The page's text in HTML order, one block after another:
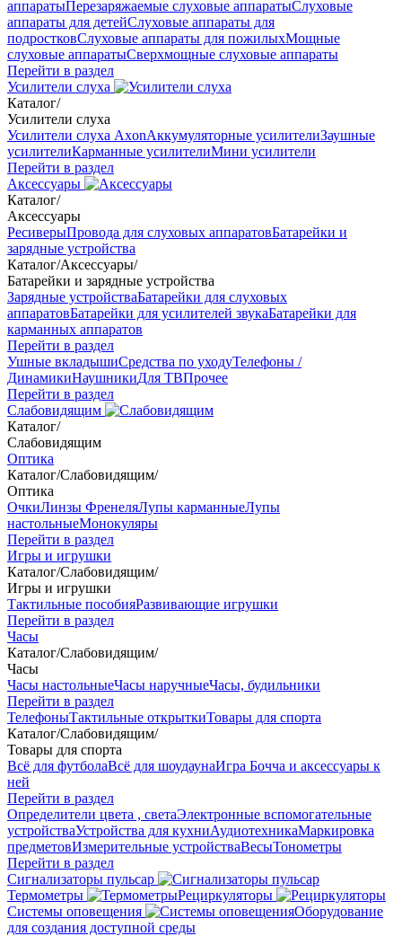
аппаратыПерезаряжаемые слуховые аппаратыСлуховые
аппараты для детейСлуховые аппараты для
подростковСлуховые аппараты для пожилыхМощные
слуховые аппаратыСверхмощные слуховые аппараты
Перейти в раздел
Усилители слуха
Каталог/
Усилители слуха
Усилители слуха AxonАккумуляторные усилителиЗаушные
усилителиКарманные усилителиМини усилители
Перейти в раздел
Аксессуары
Каталог/
Аксессуары
РесиверыПровода для слуховых аппаратовБатарейки и
зарядные устройства
Каталог/Аксессуары/
Батарейки и зарядные устройства
Зарядные устройстваБатарейки для слуховых
аппаратовБатарейки для усилителей звукаБатарейки для
карманных аппаратов
Перейти в раздел
Ушные вкладышиСредства по уходуТелефоны /
ДинамикиНаушникиДля ТВПрочее
Перейти в раздел
Слабовидящим
Каталог/
Слабовидящим
Оптика
Каталог/Слабовидящим/
Оптика
ОчкиЛинзы ФренеляЛупы карманныеЛупы
настольныеМонокуляры
Перейти в раздел
Игры и игрушки
Каталог/Слабовидящим/
Игры и игрушки
Тактильные пособияРазвивающие игрушки
Перейти в раздел
Часы
Каталог/Слабовидящим/
Часы
Часы настольныеЧасы наручныеЧасы, будильники
Перейти в раздел
ТелефоныТактильные открыткиТовары для спорта
Каталог/Слабовидящим/
Товары для спорта
Всё для футболаВсё для шоудаунаИгра Бочча и аксессуары к
ней
Перейти в раздел
Определители цвета , светаЭлектронные вспомогательные
устройстваУстройства для кухниАудиотехникаМаркировка
предметовИзмерительные устройстваВесыТонометры
Перейти в раздел
Сигнализаторы пульсар
Термометры
Рециркуляторы
Cистемы оповещения
Оборудование
для создания доступной среды